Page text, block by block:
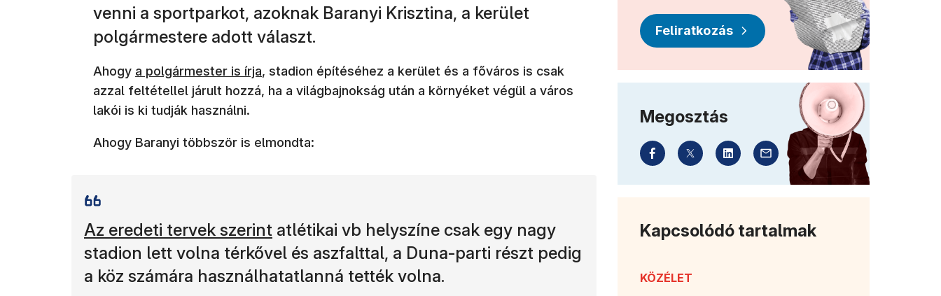
venni a sportparkot, azoknak Baranyi Krisztina, a kerület
polgármestere adott választ.
Ahogy (új ablakban nyílik meg)
a polgármester is írja, stadion építéséhez a kerület és a főváros is csak
azzal feltétellel járult hozzá, ha a világbajnokság után a környéket végül a város
lakói is ki tudják használni.
Ahogy Baranyi többször is elmondta:
(új ablakban nyílik meg)
Az eredeti tervek szerint atlétikai vb helyszíne csak egy nagy
stadion lett volna térkővel és aszfalttal, a Duna-parti részt pedig
a köz számára használhatatlanná tették volna.
Feliratkozás
Megosztás
Kapcsolódó tartalmak
KÖZÉLET